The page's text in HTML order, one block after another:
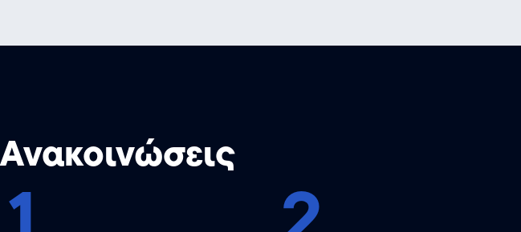
Ανακοινώσεις